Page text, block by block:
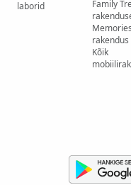
laborid
Family
Memories
rakendus
Kõik